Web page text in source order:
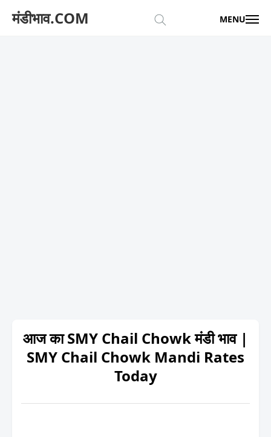
मंडीभाव.COM MENU
आज का SMY Chail Chowk मंडी भाव |
SMY Chail Chowk Mandi Rates
Today